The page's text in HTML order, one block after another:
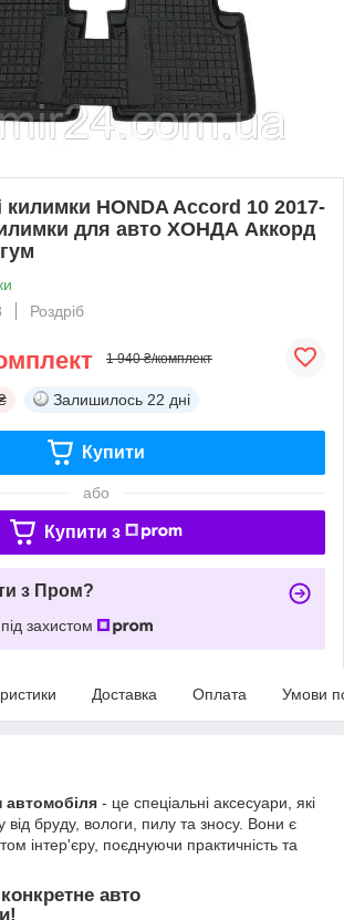
килимки HONDA Accord 10 2017-
для авто ХОНДА Аккорд
Роздріб
1 940 ₴/комплект
Залишилось 22 дні
Купити
або
Купити з
з Пром?
захистом
Доставка Оплата Умови
- це спеціальні аксесуари, які
від бруду, вологи, пилу та зносу. Вони є
інтер'єру, поєднуючи практичність та
авто